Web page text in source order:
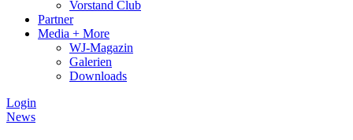
Vorstand Club
Partner
Media + More
WJ-Magazin
Galerien
Downloads
Login
News